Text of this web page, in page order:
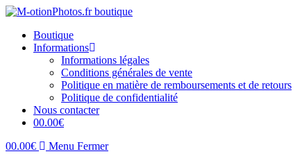
Skip
contentBoutique
Informations
Informations légales
Conditions générales de vente
Politique en matière de remboursements et de retours
Politique de confidentialité
Nous contacter
00.00€
00.00€ Menu Fermer